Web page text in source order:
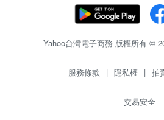
Yahoo台灣電子商務 版權所有 ©
服務條款 | 隱私權 | 拍
交易安全